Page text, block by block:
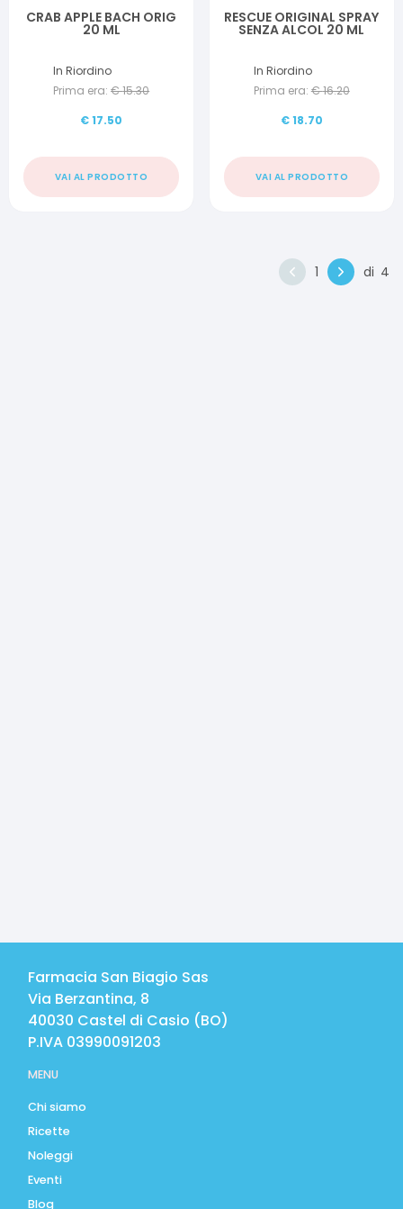
CRAB APPLE BACH ORIG
20 ML
In Riordino
Prima era: €15.30
€17.50
VAI AL PRODOTTO
RESCUE ORIGINAL SPRAY
SENZA ALCOL 20 ML
In Riordino
Prima era: €16.20
€18.70
VAI AL PRODOTTO
1 di 4
Farmacia San Biagio Sas
Via Berzantina, 8
40030 Castel di Casio (BO)
P.IVA 03990091203
MENU
Chi siamo
Ricette
Noleggi
Eventi
Blog